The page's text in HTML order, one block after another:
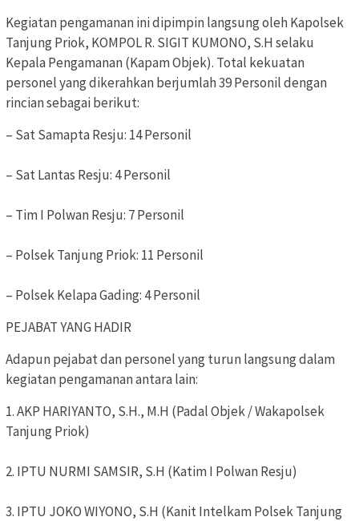
Kegiatan pengamanan ini dipimpin langsung oleh Kapolsek
Tanjung Priok, KOMPOL R. SIGIT KUMONO, S.H selaku
Kepala Pengamanan (Kapam Objek). Total kekuatan
personel yang dikerahkan berjumlah 39 Personil dengan
rincian sebagai berikut:
– Sat Samapta Resju: 14 Personil
– Sat Lantas Resju: 4 Personil
– Tim I Polwan Resju: 7 Personil
– Polsek Tanjung Priok: 11 Personil
– Polsek Kelapa Gading: 4 Personil
PEJABAT YANG HADIR
Adapun pejabat dan personel yang turun langsung dalam
kegiatan pengamanan antara lain:
1. AKP HARIYANTO, S.H., M.H (Padal Objek / Wakapolsek
Tanjung Priok)
2. IPTU NURMI SAMSIR, S.H (Katim I Polwan Resju)
3. IPTU JOKO WIYONO, S.H (Kanit Intelkam Polsek Tanjung